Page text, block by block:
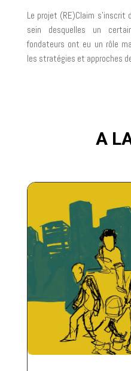
Le projet (RE)Claim
sein desquelles un
fondateurs ont eu un rôle
les stratégies et approches
A